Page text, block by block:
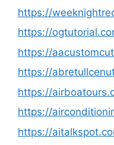
https://
https://
https://
https://
https://
https://
https://